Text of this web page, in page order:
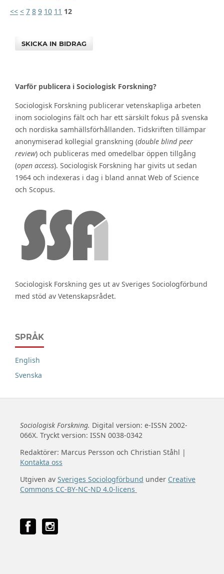
<< < 7 8 9 10 11 12
SKICKA IN BIDRAG
Varför publicera i Sociologisk Forskning?
Sociologisk Forskning publicerar vetenskapliga arbeten
inom sociologins fält och har ett särskilt fokus på svenska
och nordiska samhällsförhållanden. Tidskriften tillämpar
anonymiserad kollegial granskning (double blind peer
review) och publiceras med omedelbar öppen tillgång
(open access). Sociologisk Forskning har givits ut sedan
1964 och indexeras i dag i bland annat Web of Science
och Scopus.
Sociologisk Forskning ges ut av Sveriges Sociologförbund
med stöd av Vetenskapsrådet.
SPRÅK
English
Svenska
Sociologisk Forskning. Digital version: e-ISSN 2002-
066X. Tryckt version: ISSN 0038-0342
Redaktörer: Marcus Persson och Christian Ståhl |
Kontakta oss
Utgiven av Sveriges Sociologförbund under Creative
Commons CC-BY-NC-ND 4.0-licens